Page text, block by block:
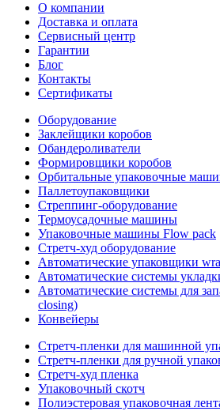
О компании
Доставка и оплата
Сервисный центр
Гарантии
Блог
Контакты
Сертификаты
Оборудование
Заклейщики коробов
Обандероливатели
Формировщики коробов
Орбитальные упаковочные
Паллетоупаковщики
Стреппинг-оборудование
Термоусадочные машины
Упаковочные машины Flow pack
Стретч-худ оборудование
Автоматические упаковщики
Автоматические системы
Автоматические системы для
closing)
Конвейеры
Стретч-пленки для машинной
Стретч-пленки для ручной
Стретч-худ пленка
Упаковочный скотч
Полиэстеровая упаковочная